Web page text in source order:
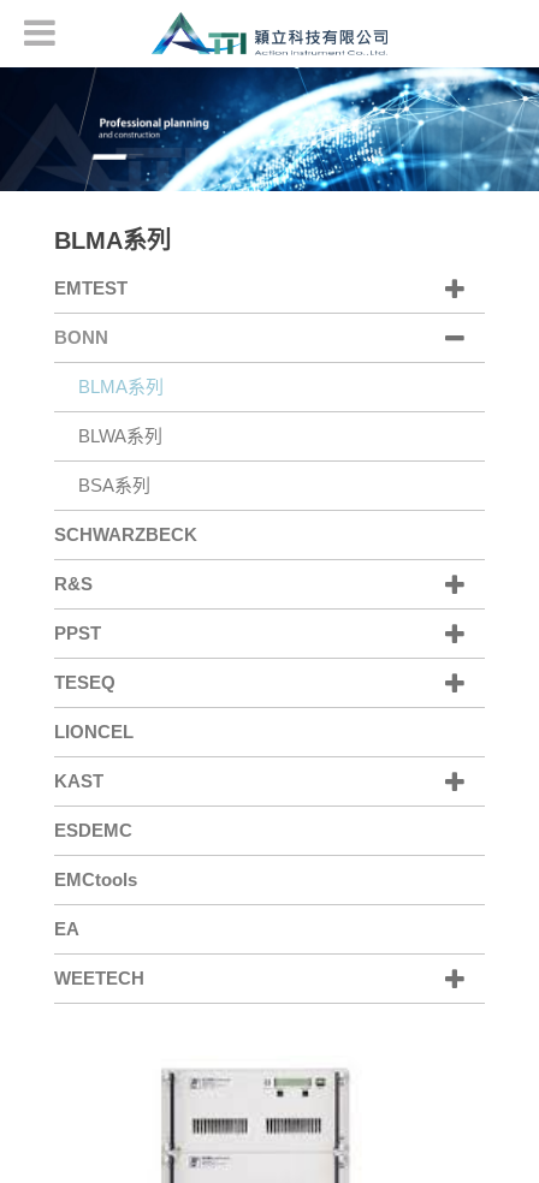
BLMA系列
EMTEST
BONN
BLMA系列
BLWA系列
BSA系列
SCHWARZBECK
R&S
PPST
TESEQ
LIONCEL
KAST
ESDEMC
EMCtools
EA
WEETECH